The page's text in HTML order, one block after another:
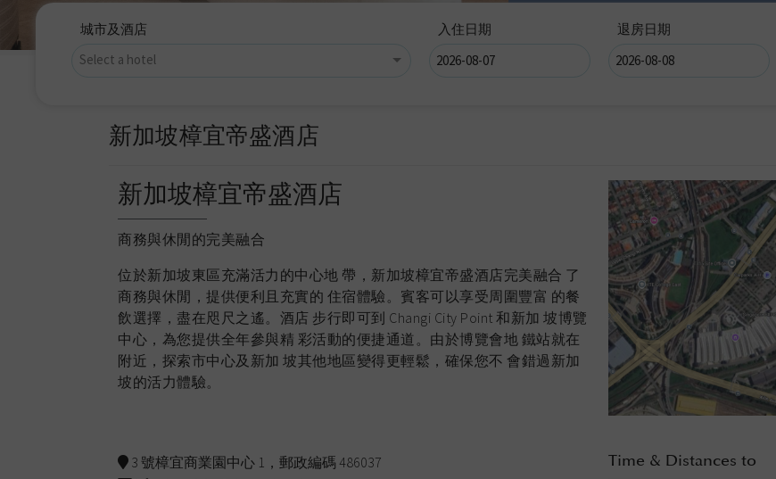
城市及酒店 入住日期 退房日期
新加坡樟宜帝盛酒店
新加坡樟宜帝盛酒店
商務與休閒的完美融合
位於新加坡東區充滿活力的中心地 帶，新加坡樟宜帝盛酒店完美融合 了
商務與休閒，提供便利且充實的 住宿體驗。賓客可以享受周圍豐富 的餐
飲選擇，盡在咫尺之遙。酒店 步行即可到 Changi City Point 和新加 坡博覽
中心，為您提供全年參與精 彩活動的便捷通道。由於博覽會地 鐵站就在
附近，探索市中心及新加 坡其他地區變得更輕鬆，確保您不 會錯過新加
坡的活力體驗。
3 號樟宜商業園中心 1，郵政編碼 486037
Time & Distances to